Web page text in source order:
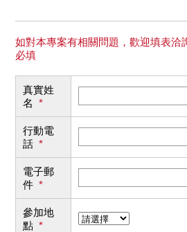
如對本專案有相關問題，歡迎填表
必填
真實姓
名 *
行動電
話 *
電子郵
件 *
參加地
點 *